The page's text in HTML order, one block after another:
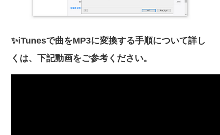
✨iTunesで曲をMP3に変換する手順について詳し
くは、下記動画をご参考ください。